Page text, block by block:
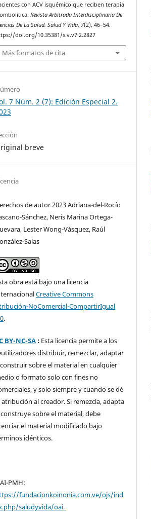
con ACV isquémico que reciben terapía
Revista Arbitrada Interdisciplinaria De
De La Salud. Salud Y Vida, 7(2), 46–54.
doi.org/10.35381/s.v.v7i2.2827
Más formatos de cita
7 Núm. 2 (7): Edición Especial 2.
breve
de autor 2023 Adriana-del-Rocío
Sánchez, Neris Marina Ortega-
Lester Wong-Vásquez, Raúl
Salas
obra está bajo una licencia
Creative Commons
NoComercial-CompartirIgual
.
BY-NC-SA : Esta licencia permite a los
distribuir, remezclar, adaptar
sobre el material en cualquier
o formato solo con fines no
y solo siempre y cuando se dé
atribución al creador. Si remezcla, adapta
sobre el material, debe
el material modificado bajo
idénticos.
PMH:
fundacionkoinonia.com.ve/ojs/ind
saludyvida/oai.